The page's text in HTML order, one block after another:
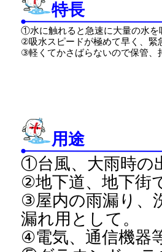
特長
①水に触れると急速に大量の水を
②吸水スピードが極めて早く、緊
③軽くてかさばらないので保管、
用途
①台風、大雨時の
②地下道、地下街
③屋内の雨漏り、
漏れ用として。
④電気、通信機器